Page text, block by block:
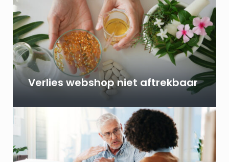
Verlies webshop niet aftrekbaar